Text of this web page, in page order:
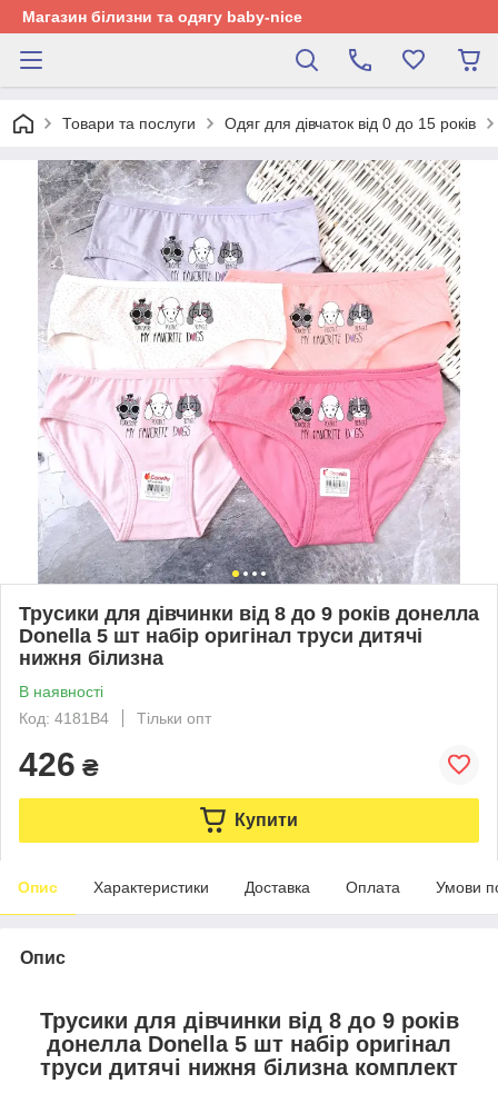
Магазин білизни та одягу baby-nice
Товари та послуги Одяг для дівчаток від 0 до 15 років
Трусики для дівчинки від 8 до 9 років донелла
Donella 5 шт набір оригінал труси дитячі
нижня білизна
В наявності
Код: 4181B4
Тільки опт
426 ₴
Купити
Опис Характеристики Доставка Оплата Умови
Опис
Трусики для дівчинки від 8 до 9 років
донелла Donella 5 шт набір оригінал
труси дитячі нижня білизна комплект